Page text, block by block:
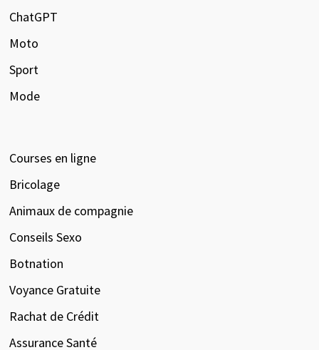
ChatGPT
Moto
Sport
Mode
Courses en ligne
Bricolage
Animaux de compagnie
Conseils Sexo
Botnation
Voyance Gratuite
Rachat de Crédit
Assurance Santé